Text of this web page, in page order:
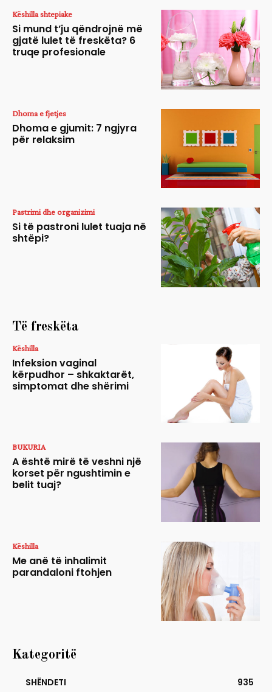
Këshilla shtepiake
Si mund t’ju qëndrojnë më
gjatë lulet të freskëta? 6
truqe profesionale
Dhoma e fjetjes
Dhoma e gjumit: 7 ngjyra
për relaksim
Pastrimi dhe organizimi
Si të pastroni lulet tuaja në
shtëpi?
Të freskëta
Këshilla
Infeksion vaginal
kërpudhor – shkaktarët,
simptomat dhe shërimi
BUKURIA
A është mirë të veshni një
korset për ngushtimin e
belit tuaj?
Këshilla
Me anë të inhalimit
parandaloni ftohjen
Kategoritë
SHËNDETI 935